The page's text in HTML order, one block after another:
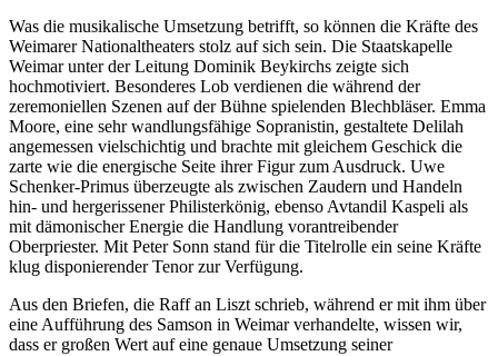
Was die musikalische Umsetzung betrifft, so können die Kräfte des
Weimarer Nationaltheaters stolz auf sich sein. Die Staatskapelle
Weimar unter der Leitung Dominik Beykirchs zeigte sich
hochmotiviert. Besonderes Lob verdienen die während der
zeremoniellen Szenen auf der Bühne spielenden Blechbläser. Emma
Moore, eine sehr wandlungsfähige Sopranistin, gestaltete Delilah
angemessen vielschichtig und brachte mit gleichem Geschick die
zarte wie die energische Seite ihrer Figur zum Ausdruck. Uwe
Schenker-Primus überzeugte als zwischen Zaudern und Handeln
hin- und hergerissener Philisterkönig, ebenso Avtandil Kaspeli als
mit dämonischer Energie die Handlung vorantreibender
Oberpriester. Mit Peter Sonn stand für die Titelrolle ein seine Kräfte
klug disponierender Tenor zur Verfügung.
Aus den Briefen, die Raff an Liszt schrieb, während er mit ihm über
eine Aufführung des Samson in Weimar verhandelte, wissen wir,
dass er großen Wert auf eine genaue Umsetzung seiner